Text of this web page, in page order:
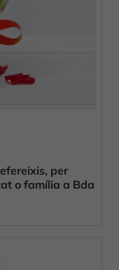
per
o família a Bda